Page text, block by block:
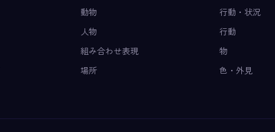
動物
人物
組み合わせ表現
場所
行動・状況
行動
物
色・外見